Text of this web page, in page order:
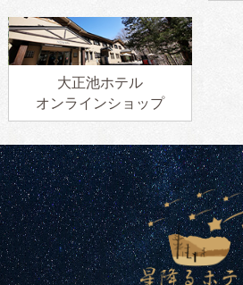
大正池ホテル
オンラインショップ